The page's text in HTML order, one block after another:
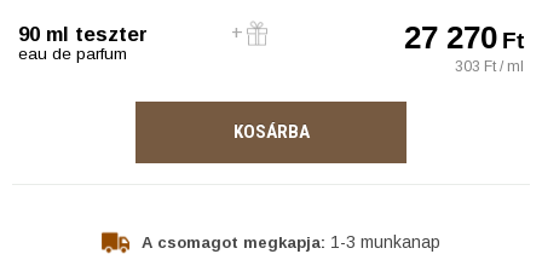
90 ml teszter
eau de parfum 27 270Ft
303 Ft / ml
KOSÁRBA
A csomagot megkapja: 1-3 munkanap